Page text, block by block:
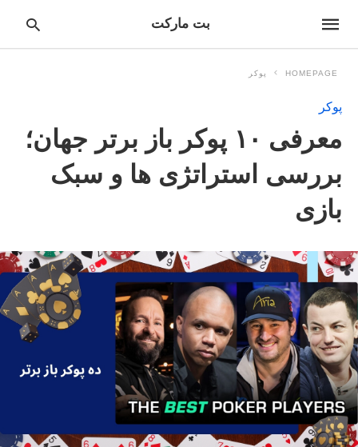
بت مارکت
HOMEPAGE پوکر
پوکر
معرفی ۱۰ پوکر باز برتر جهان؛
بررسی استراتژی ها و سبک
بازی